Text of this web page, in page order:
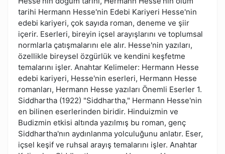
tarihi Hermann Hesse'nin Edebi Kariyeri Hesse'nin
edebi kariyeri, çok sayıda roman, deneme ve şiir
içerir. Eserleri, bireyin içsel arayışlarını ve toplumsal
normlarla çatışmalarını ele alır. Hesse'nin yazıları,
özellikle bireysel özgürlük ve kendini keşfetme
temalarını işler. Anahtar Kelimeler: Hermann Hesse
edebi kariyeri, Hesse'nin eserleri, Hermann Hesse
romanları, Hermann Hesse yazıları Önemli Eserler 1.
Siddhartha (1922) "Siddhartha," Hermann Hesse'nin
en bilinen eserlerinden biridir. Hinduizmin ve
Budizmin etkisi altında yazılmış bu roman, genç
Siddhartha'nın aydınlanma yolculuğunu anlatır. Eser,
içsel keşif ve ruhsal arayış temalarını işler. Anahtar